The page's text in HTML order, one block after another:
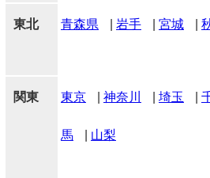
東北 青森県 岩手 宮城
関東 東京 神奈川 埼玉
馬 山梨